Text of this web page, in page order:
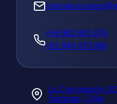
+56 982 891 676
+51 948 475 006
La Concepción
Santiago, Chile